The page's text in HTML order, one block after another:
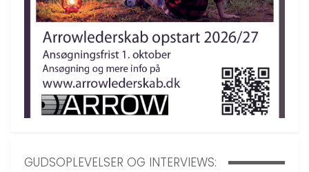
GUDSOPLEVELSER OG INTERVIEWS: